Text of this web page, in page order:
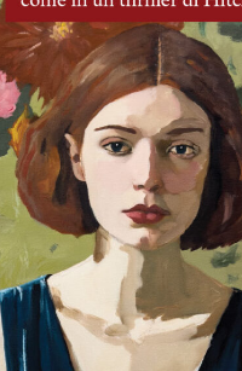
8 Marzo, 2026
Le finestre